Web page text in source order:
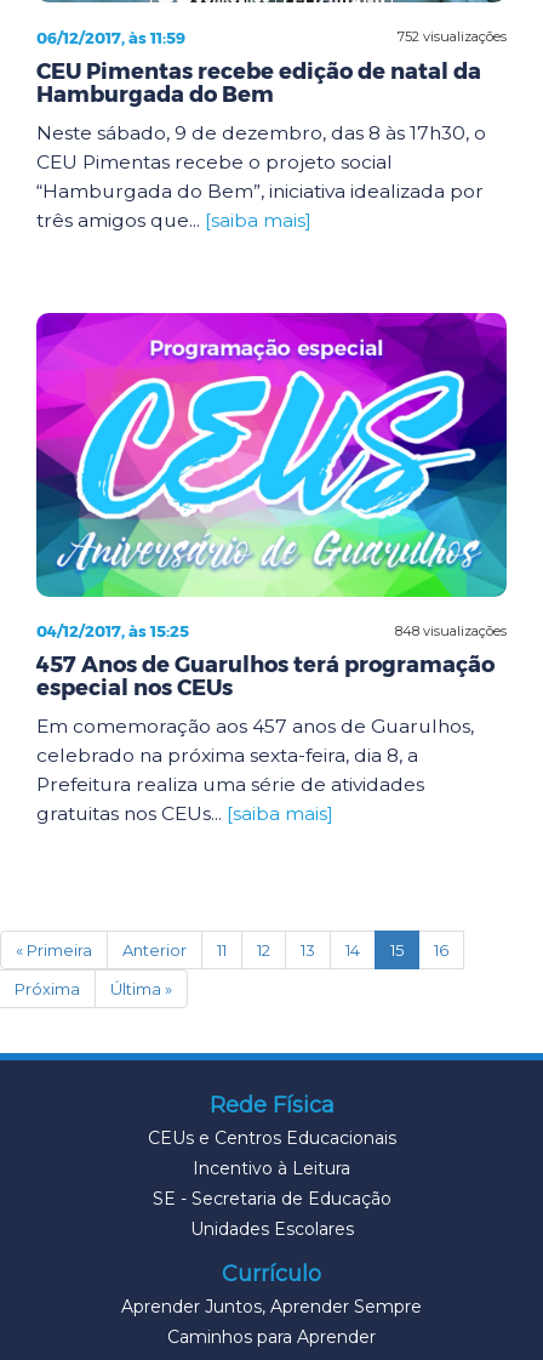
752 visualizações
06/12/2017, às 11:59
CEU Pimentas recebe edição de natal da
Hamburgada do Bem
Neste sábado, 9 de dezembro, das 8 às 17h30, o
CEU Pimentas recebe o projeto social
“Hamburgada do Bem”, iniciativa idealizada por
três amigos que... [saiba mais]
848 visualizações
04/12/2017, às 15:25
457 Anos de Guarulhos terá programação
especial nos CEUs
Em comemoração aos 457 anos de Guarulhos,
celebrado na próxima sexta-feira, dia 8, a
Prefeitura realiza uma série de atividades
gratuitas nos CEUs... [saiba mais]
« Primeira Anterior 11 12 13 14 15(current)
16
Próxima
Última »
Rede Física
CEUs e Centros Educacionais
Incentivo à Leitura
SE - Secretaria de Educação
Unidades Escolares
Currículo
Aprender Juntos, Aprender Sempre
Caminhos para Aprender